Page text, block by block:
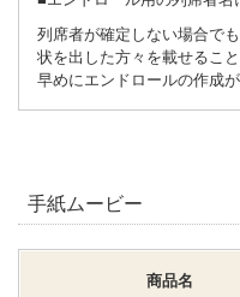
列席者が確定しない場合で
状を出した方々を載せるこ
早めにエンドロールの作成が
手紙ムービー
商品名